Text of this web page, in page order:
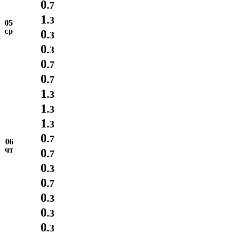
05
ср
0.7
1.3
0.3
0.3
0.7
0.7
06
чт
1.3
1.3
1.3
0.7
0.7
0.3
0.7
0.3
0.3
0.3